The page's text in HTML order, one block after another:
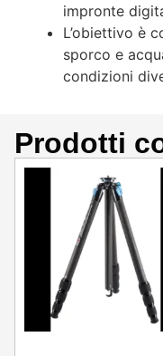
impronte
L’obiettivo è
sporco e
condizioni
Prodotti